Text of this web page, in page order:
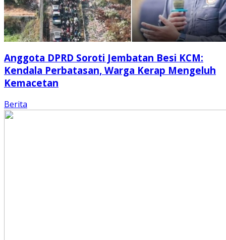
Anggota DPRD Soroti Jembatan Besi KCM:
Kendala Perbatasan, Warga Kerap Mengeluh
Kemacetan
Berita